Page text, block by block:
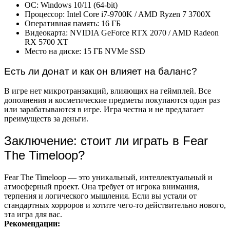
ОС: Windows 10/11 (64-bit)
Процессор: Intel Core i7-9700K / AMD Ryzen 7 3700X
Оперативная память: 16 ГБ
Видеокарта: NVIDIA GeForce RTX 2070 / AMD Radeon
RX 5700 XT
Место на диске: 15 ГБ NVMe SSD
Есть ли донат и как он влияет на баланс?
В игре нет микротранзакций, влияющих на геймплей. Все
дополнения и косметические предметы покупаются один раз
или зарабатываются в игре. Игра честна и не предлагает
преимуществ за деньги.
Заключение: стоит ли играть в Fear
The Timeloop?
Fear The Timeloop — это уникальный, интеллектуальный и
атмосферный проект. Она требует от игрока внимания,
терпения и логического мышления. Если вы устали от
стандартных хорроров и хотите чего-то действительно нового,
эта игра для вас.
Рекомендации: